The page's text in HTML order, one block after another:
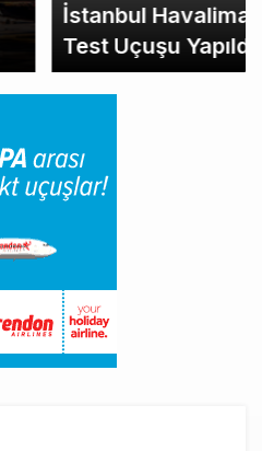
4. Pistinde İlk